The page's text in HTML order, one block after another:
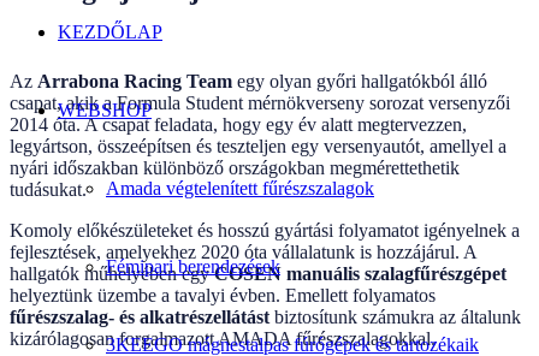
KEZDŐLAP
WEBSHOP
Amada végtelenített fűrészszalagok
Fémipari berendezések
3KEEGO mágnestalpas fúrógépek és tartozékaik
Az Arrabona Racing Team egy olyan győri hallgatókból álló
csapat, akik a Formula Student mérnökverseny sorozat versenyzői
2014 óta. A csapat feladata, hogy egy év alatt megtervezzen,
legyártson, összeépítsen és teszteljen egy versenyautót, amellyel a
nyári időszakban különböző országokban megmérettethetik
tudásukat.
Komoly előkészületeket és hosszú gyártási folyamatot igényelnek a
fejlesztések, amelyekhez 2020 óta vállalatunk is hozzájárul. A
hallgatók műhelyében egyCOSEN manuális szalagfűrészgépet
helyeztünk üzembe a tavalyi évben. Emellett folyamatos
fűrészszalag- és alkatrészellátást biztosítunk számukra az általunk
kizárólagosan forgalmazott AMADA fűrészszalagokkal.